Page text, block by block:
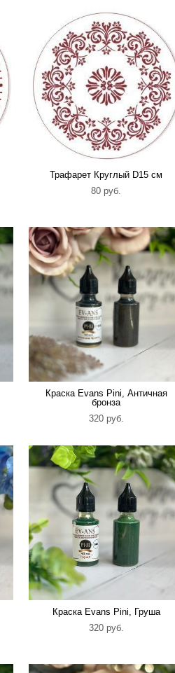
Трафарет Круглый D15 см
80 pуб.
Краска Evans Pini, Античная
бронза
320 pуб.
Краска Evans Pini, Груша
320 pуб.